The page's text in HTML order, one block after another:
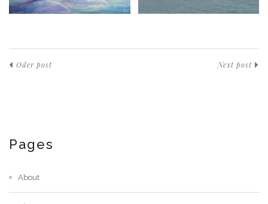
Oder post Next post
Pages
About